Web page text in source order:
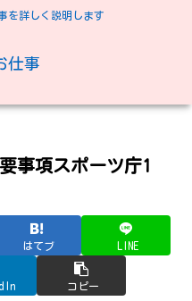
を詳しく説明します
仕事
事項スポーツ庁1
はてブ LINE
コピー